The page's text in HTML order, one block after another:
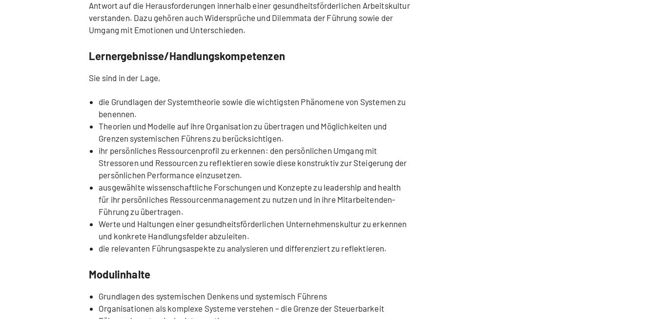
Antwort auf die Herausforderungen innerhalb einer gesundheitsförderlichen Arbeitskultur
verstanden. Dazu gehören auch Widersprüche und Dilemmata der Führung sowie der
Umgang mit Emotionen und Unterschieden.
Lernergebnisse/Handlungskompetenzen
Sie sind in der Lage,
die Grundlagen der Systemtheorie sowie die wichtigsten Phänomene von Systemen zu
benennen.
Theorien und Modelle auf ihre Organisation zu übertragen und Möglichkeiten und
Grenzen systemischen Führens zu berücksichtigen.
ihr persönliches Ressourcenprofil zu erkennen: den persönlichen Umgang mit
Stressoren und Ressourcen zu reflektieren sowie diese konstruktiv zur Steigerung der
persönlichen Performance einzusetzen.
ausgewählte wissenschaftliche Forschungen und Konzepte zu leadership and health
für ihr persönliches Ressourcenmanagement zu nutzen und in ihre Mitarbeitenden-
Führung zu übertragen.
Werte und Haltungen einer gesundheitsförderlichen Unternehmenskultur zu erkennen
und konkrete Handlungsfelder abzuleiten.
die relevanten Führungsaspekte zu analysieren und differenziert zu reflektieren.
Modulinhalte
Grundlagen des systemischen Denkens und systemisch Führens
Organisationen als komplexe Systeme verstehen – die Grenze der Steuerbarkeit